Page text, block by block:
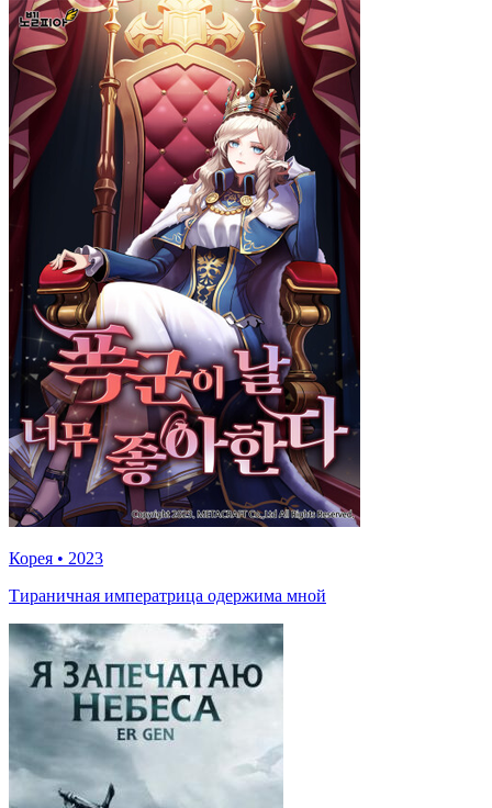
Корея • 2023
Тираничная императрица одержима мной